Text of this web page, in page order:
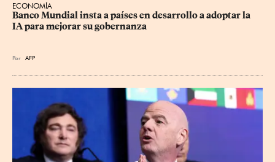
ECONOMÍA
Banco Mundial insta a países en desarrollo a adoptar la
IA para mejorar su gobernanza
Por AFP